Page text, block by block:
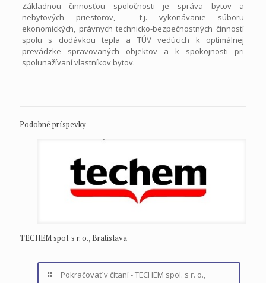
Základnou činnosťou spoločnosti je správa bytov a
nebytových priestorov, t.j. vykonávanie súboru
ekonomických, právnych technicko-bezpečnostných činností
spolu s dodávkou tepla a TÚV vedúcich k optimálnej
prevádzke spravovaných objektov a k spokojnosti pri
spolunažívaní vlastníkov bytov.
Podobné príspevky
TECHEM spol. s r. o., Bratislava
Pokračovať v čítaní- TECHEM spol. s r. o.,